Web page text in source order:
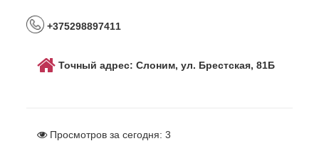
+375298897411
Точный адрес: Слоним, ул. Брестская, 81Б
Просмотров за сегодня:3